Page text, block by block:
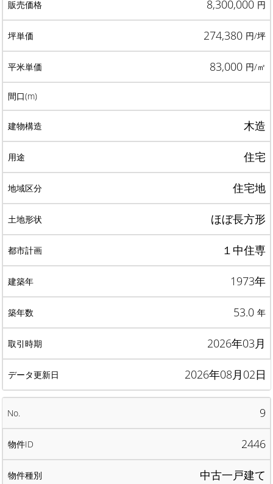
8,300,000 円
274,380 円/坪
83,000 円/㎡
木造
住宅
住宅地
ほぼ長方形
１中住専
1973年
53.0 年
2026年03月
2026年08月02日
9
2446
中古一戸建て